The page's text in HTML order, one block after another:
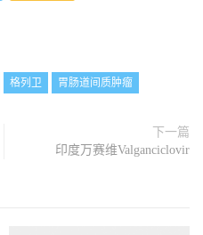
格列卫 胃肠道间质肿瘤
下一篇
印度万赛维Valganciclovir